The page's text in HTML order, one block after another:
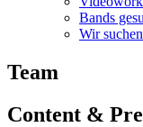
Bands
Wir
Team
Content &